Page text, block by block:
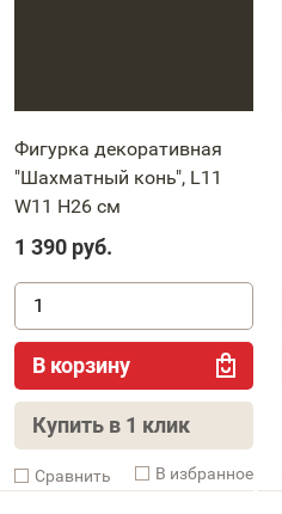
Фигурка декоративная
"Шахматный конь", L11
W11 H26 см
1 390 руб.
В корзину
Купить в 1 клик
Cравнить В избранное